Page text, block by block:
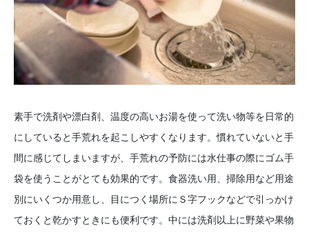
素手で洗剤や漂白剤、温度の高いお湯を使って洗い物等を日常的
にしていると手荒れを起こしやすくなります。慣れていないと手
間に感じてしまいますが、手荒れの予防には水仕事の際にゴム手
袋を使うことがとても効果的です。食器洗い用、掃除用など用途
別にいくつか用意し、目につく場所にＳ字フックなどで引っかけ
ておくと乾かすときにも便利です。中には洗剤以上に野菜や果物